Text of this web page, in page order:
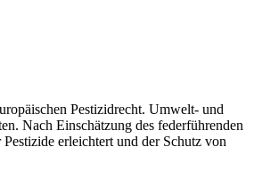
Pestizidrecht. Umwelt- und
Nach Einschätzung des federführenden
erleichtert und der Schutz von